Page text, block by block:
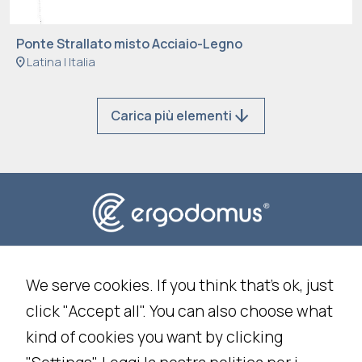
Ponte Strallato misto Acciaio-Legno
location_onLatina | Italia
Carica più elementi arrow_downward
Impostazioni Cookie
We serve cookies. If you think that's ok, just
click "Accept all". You can also choose what
kind of cookies you want by clicking
p
v
e
w
e
b
t
e'
s